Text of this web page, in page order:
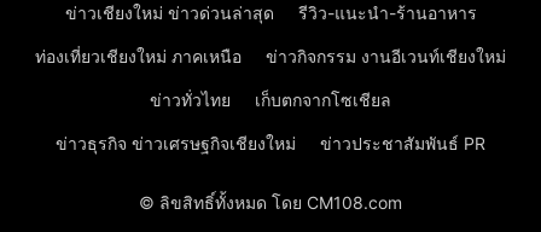
ข่าวเชียงใหม่ ข่าวด่วนล่าสุด รีวิว-แนะนำ-ร้านอาหาร
ท่องเที่ยวเชียงใหม่ ภาคเหนือ ข่าวกิจกรรม งานอีเวนท์เชียงใหม่
ข่าวทั่วไทย เก็บตกจากโซเชียล
ข่าวธุรกิจ ข่าวเศรษฐกิจเชียงใหม่ ข่าวประชาสัมพันธ์ PR
© ลิขสิทธิ์ทั้งหมด โดย CM108.com